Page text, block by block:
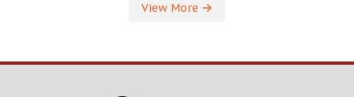
View More